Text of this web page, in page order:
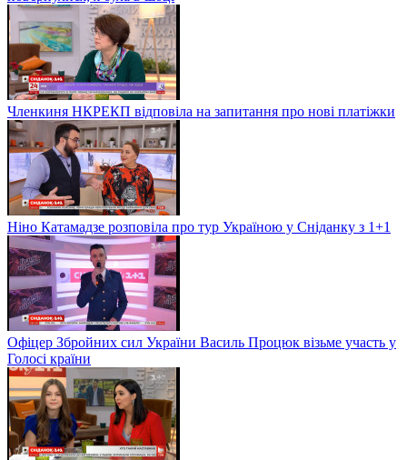
Членкиня НКРЕКП відповіла на запитання про нові платіжки
Ніно Катамадзе розповіла про тур Україною у Сніданку з 1+1
Офіцер Збройних сил України Василь Процюк візьме участь у
Голосі країни